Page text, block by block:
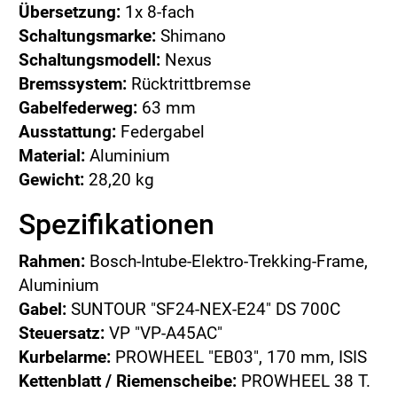
Übersetzung: 1x 8-fach
Schaltungsmarke: Shimano
Schaltungsmodell: Nexus
Bremssystem: Rücktrittbremse
Gabelfederweg: 63 mm
Ausstattung: Federgabel
Material: Aluminium
Gewicht: 28,20 kg
Spezifikationen
Rahmen: Bosch-Intube-Elektro-Trekking-Frame,
Aluminium
Gabel: SUNTOUR "SF24-NEX-E24" DS 700C
Steuersatz: VP "VP-A45AC"
Kurbelarme: PROWHEEL "EB03", 170 mm, ISIS
Kettenblatt / Riemenscheibe: PROWHEEL 38 T.